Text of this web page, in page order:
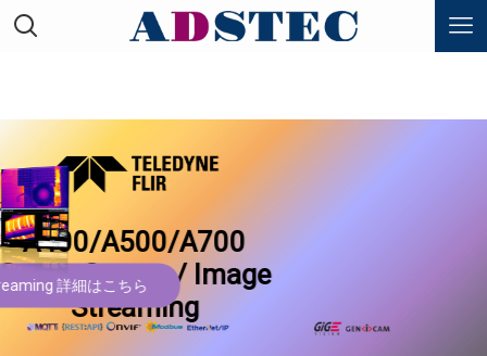
A400/A500/A700
Smart Sensor / Image
Streaming
詳細はこちら